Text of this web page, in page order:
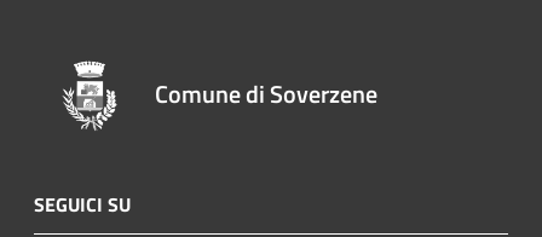
Comune di Soverzene
SEGUICI SU